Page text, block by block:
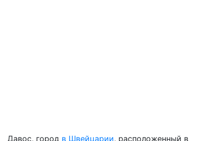
Давос, город в Швейцарии, расположенный в